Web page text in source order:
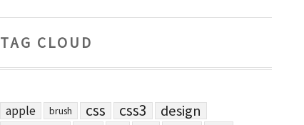
TAG CLOUD
apple brush css css3 design